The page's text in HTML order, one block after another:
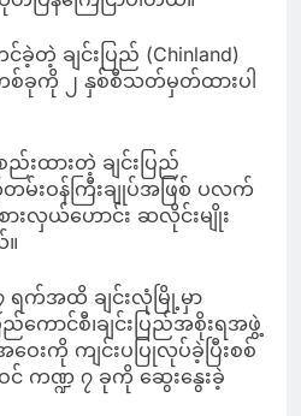
ခဲ့တဲ့ ချင်းပြည် (Chinland)
ခုကို ၂ နှစ်စီသတ်မှတ်ထားပါ
ည်းထားတဲ့ ချင်းပြည်
ဝန်ကြီးချုပ်အဖြစ် ပလက်
လှယ်ဟောင်း ဆလိုင်းမျိုး
ရက်အထိ ချင်းလုံမြို့မှာ
ောင်စီ၊ချင်းပြည်အစိုးရအဖွဲ့
းကို ကျင်းပပြုလုပ်ခဲ့ပြီးစစ်
ဝင် ကဏ္ဍ ၇ ခုကို ဆွေးနွေးခဲ့